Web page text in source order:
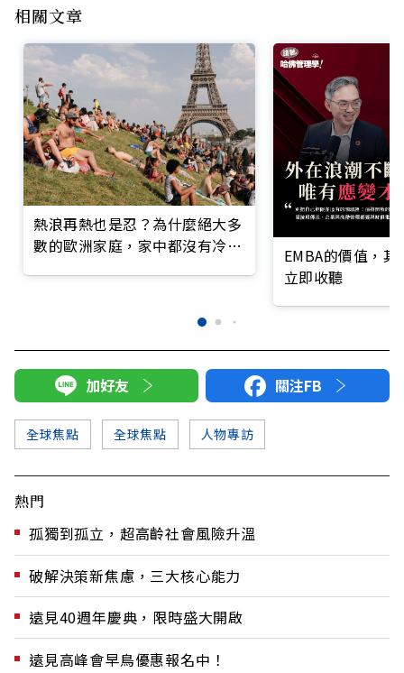
相關文章
熱浪再熱也是忍？為什麼絕大多
數的歐洲家庭，家中都沒有冷
EMBA的價值，
立即收聽
加好友 關注FB
全球焦點 全球焦點 人物專訪
熱門
孤獨到孤立，超高齡社會風險升溫
破解決策新焦慮，三大核心能力
遠見40週年慶典，限時盛大開啟
遠見高峰會早鳥優惠報名中！